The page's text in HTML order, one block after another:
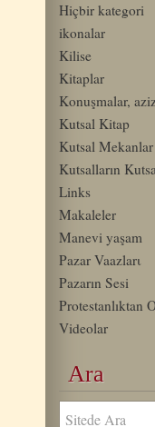
Hiçbir kategori
ikonalar
Kilise
Kitaplar
Konuşmalar,
Kutsal Kitap
Kutsal Mekanlar
Kutsalların
Links
Makaleler
Manevi yaşam
Pazar Vaazlarι
Pazarın Sesi
Protestanlıktan
Videolar
Ara